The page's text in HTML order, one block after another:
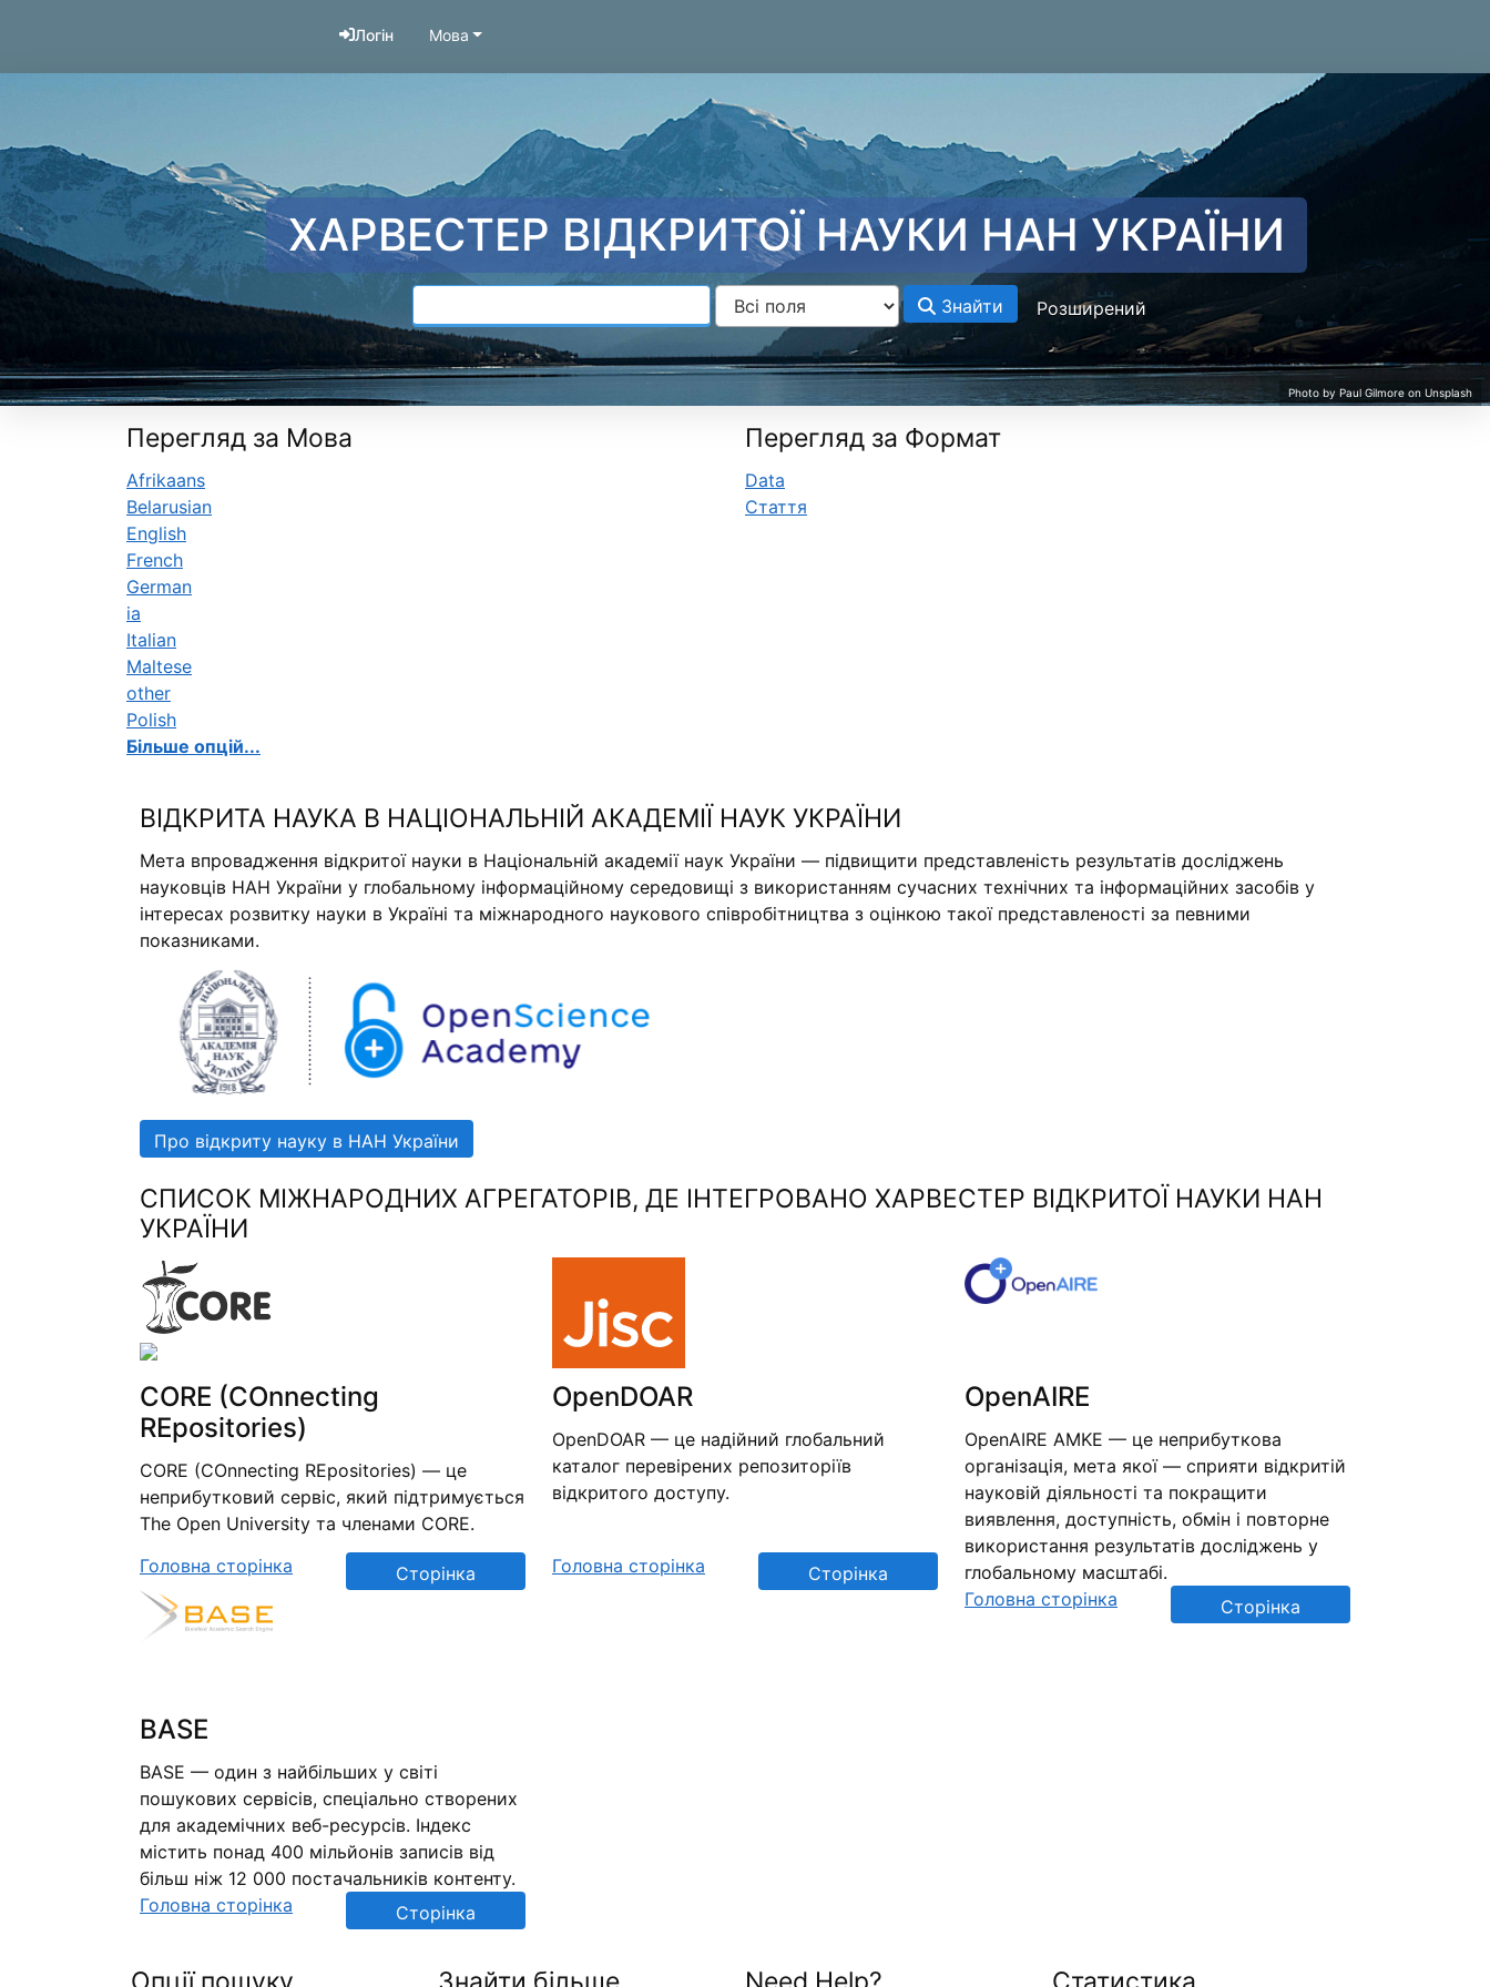
Логін
Мова
ХАРВЕСТЕР ВІДКРИТОЇ НАУКИ НАН УКРАЇНИ
Знайти Розширений
Перегляд за Мова
Afrikaans
Belarusian
English
French
German
ia
Italian
Maltese
other
Polish
Більше опцій...
Перегляд за Формат
Data
Стаття
ВІДКРИТА НАУКА В НАЦІОНАЛЬНІЙ АКАДЕМІЇ НАУК УКРАЇНИ
Мета впровадження відкритої науки в Національній академії наук України — підвищити представленість результатів досліджень
науковців НАН України у глобальному інформаційному середовищі з використанням сучасних технічних та інформаційних засобів у
інтересах розвитку науки в Україні та міжнародного наукового співробітництва з оцінкою такої представленості за певними
показниками.
Про відкриту науку в НАН України
СПИСОК МІЖНАРОДНИХ АГРЕГАТОРІВ, ДЕ ІНТЕГРОВАНО ХАРВЕСТЕР ВІДКРИТОЇ НАУКИ НАН
УКРАЇНИ
CORE (COnnecting
REpositories)
CORE (COnnecting REpositories) — це
неприбутковий сервіс, який підтримується
The Open University та членами CORE.
Головна сторінка
Сторінка
OpenDOAR
OpenDOAR — це надійний глобальний
каталог перевірених репозиторіїв
відкритого доступу.
Головна сторінка
Сторінка
OpenAIRE
OpenAIRE AMKE — це неприбуткова
організація, мета якої — сприяти відкритій
науковій діяльності та покращити
виявлення, доступність, обмін і повторне
використання результатів досліджень у
глобальному масштабі.
Головна сторінка
Сторінка
BASE
BASE — один з найбільших у світі
пошукових сервісів, спеціально створених
для академічних веб-ресурсів. Індекс
містить понад 400 мільйонів записів від
більш ніж 12 000 постачальників контенту.
Головна сторінка
Сторінка